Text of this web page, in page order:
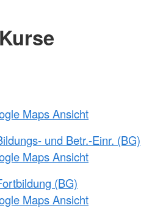
Kurse
Maps Ansicht
und Betr.-Einr. (BG)
Maps Ansicht
(BG)
Maps Ansicht